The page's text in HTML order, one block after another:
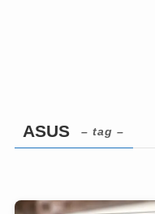
ASUS – tag –